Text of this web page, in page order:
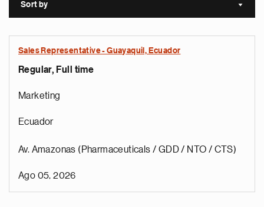
Sort by Sort
Sales Representative - Guayaquil, Ecuador
Regular, Full time
Marketing
Ecuador
Av. Amazonas (Pharmaceuticals / GDD / NTO / CTS)
Ago 05, 2026